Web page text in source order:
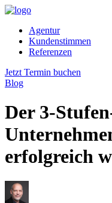
Agentur
Kundenstimmen
Referenzen
Jetzt Termin buchen
Blog
Der 3-
erfolgreich